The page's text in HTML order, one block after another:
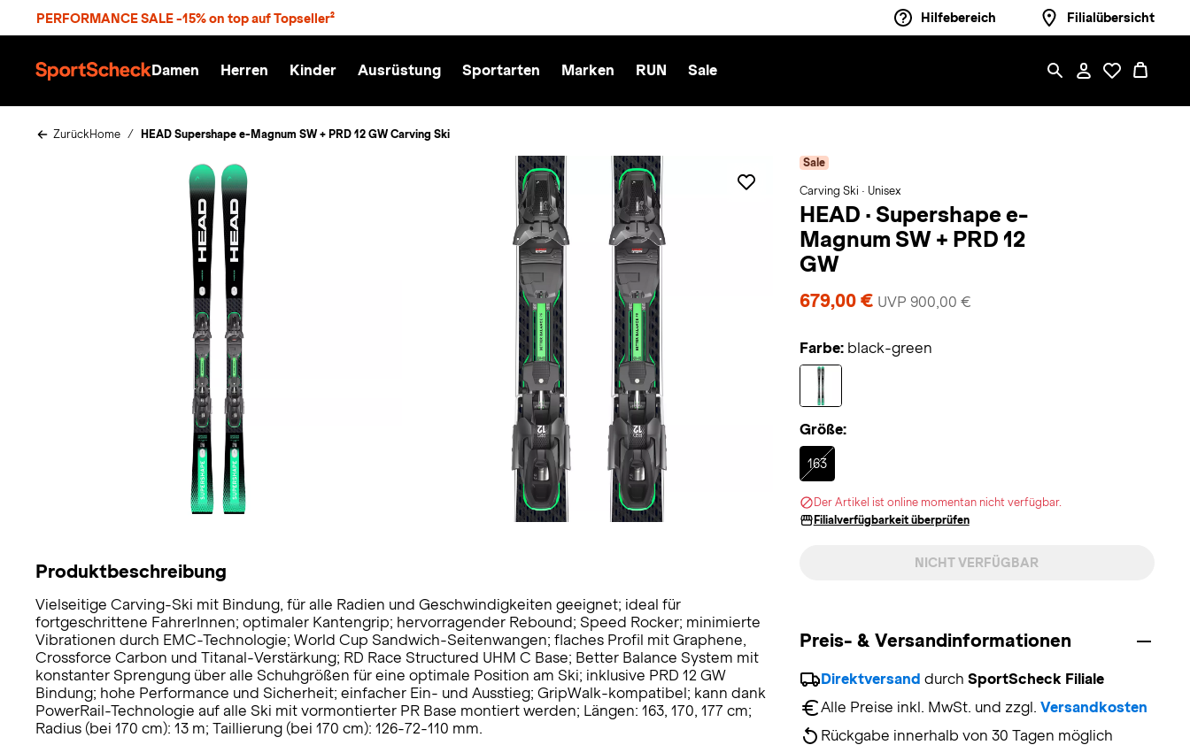
PERFORMANCE SALE -15% on top auf Topseller² Hilfebereich Filialübersicht
Damen Herren Kinder Ausrüstung Sportarten Marken RUN Sale
ZurückHome HEAD Supershape e-Magnum SW + PRD 12 GW Carving Ski
Sale
Carving Ski · Unisex
HEAD · Supershape e-
Magnum SW + PRD 12
GW
679,00 € UVP 900,00 €
Farbe: black-green
Größe:
163
Selected
Der Artikel ist online momentan nicht verfügbar.
Filialverfügbarkeit überprüfen
NICHT VERFÜGBAR
Preis- & Versandinformationen
Direktversand durch SportScheck Filiale
Alle Preise inkl. MwSt. und zzgl. Versandkosten
Rückgabe innerhalb von 30 Tagen möglich
Produktbeschreibung
Vielseitige Carving-Ski mit Bindung, für alle Radien und Geschwindigkeiten geeignet; ideal für
fortgeschrittene FahrerInnen; optimaler Kantengrip; hervorragender Rebound; Speed Rocker; minimierte
Vibrationen durch EMC-Technologie; World Cup Sandwich-Seitenwangen; flaches Profil mit Graphene,
Crossforce Carbon und Titanal-Verstärkung; RD Race Structured UHM C Base; Better Balance System mit
konstanter Sprengung über alle Schuhgrößen für eine optimale Position am Ski; inklusive PRD 12 GW
Bindung; hohe Performance und Sicherheit; einfacher Ein- und Ausstieg; GripWalk-kompatibel; kann dank
PowerRail-Technologie auf alle Ski mit vormontierter PR Base montiert werden; Längen: 163, 170, 177 cm;
Radius (bei 170 cm): 13 m; Taillierung (bei 170 cm): 126-72-110 mm.